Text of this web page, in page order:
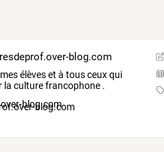
blog.com
mesélèveset à tousceuxqui
la culturefrancophone.
blog.com